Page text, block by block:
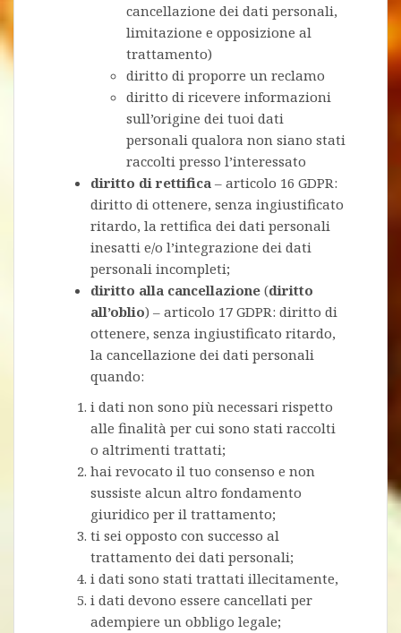
cancellazione dei dati personali,
limitazione e opposizione al
trattamento)
diritto di proporre un reclamo
diritto di ricevere informazioni
sull’origine dei tuoi dati
personali qualora non siano stati
raccolti presso l’interessato
diritto di rettifica – articolo 16 GDPR:
diritto di ottenere, senza ingiustificato
ritardo, la rettifica dei dati personali
inesatti e/o l’integrazione dei dati
personali incompleti;
diritto alla cancellazione (diritto
all’oblio) – articolo 17 GDPR: diritto di
ottenere, senza ingiustificato ritardo,
la cancellazione dei dati personali
quando:
i dati non sono più necessari rispetto
alle finalità per cui sono stati raccolti
o altrimenti trattati;
hai revocato il tuo consenso e non
sussiste alcun altro fondamento
giuridico per il trattamento;
ti sei opposto con successo al
trattamento dei dati personali;
i dati sono stati trattati illecitamente,
i dati devono essere cancellati per
adempiere un obbligo legale;